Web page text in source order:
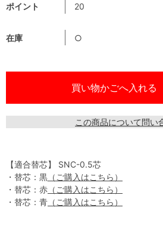
ポイント 20
在庫 ○
この商品について問い
【適合替芯】 SNC-0.5芯
・替芯：黒 （ご購入はこちら）
・替芯：赤 （ご購入はこちら）
・替芯：青 （ご購入はこちら）